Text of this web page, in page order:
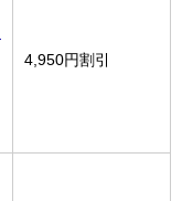
4,950円割引